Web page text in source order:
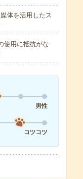
体を活用したス
使用に抵抗がな
男性
コツコツ